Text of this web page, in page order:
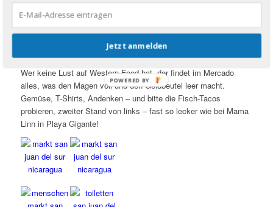
ein rares Gut, die zwar horrende Preise verlangen, aber immerhin
das Nötigste haben: Was, Sonnencreme, Least, etc.
Wer keine Lust auf Western-Food hat, der findet im Mercado
alles, was den Magen voll und den Geldbeutel leer macht.
Gemüse, T-Shirts, Andenken – und bitte die Fisch-Tacos
probieren, zweiter Stand von links – fast so lecker wie bei Mama
Linn in Playa Gigante!
Jetzt anmelden
POWERED